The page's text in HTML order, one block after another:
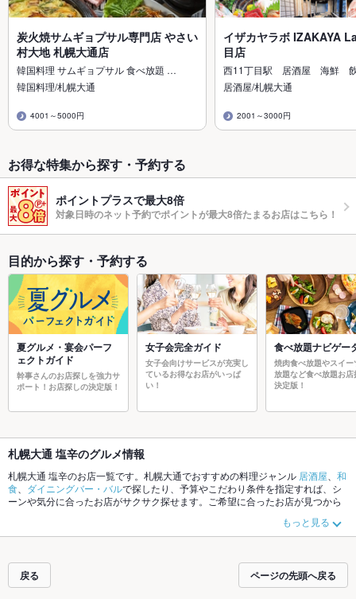
炭火焼サムギョプサル専門店 やさい
村大地 札幌大通店
韓国料理 サムギョプサル 食べ放題 …
韓国料理/札幌大通
4001～5000円
イザカヤラボ IZAKAYA
目店
西11丁目駅 居酒屋 海鮮
居酒屋/札幌大通
2001～3000円
お得な特集から探す・予約する
ポイントプラスで最大8倍
対象日時のネット予約でポイントが最大8倍たまるお店はこちら！
目的から探す・予約する
夏グルメ・宴会パーフ
ェクトガイド
幹事さんのお店探しを強力サ
ポート！お店探しの決定版！
女子会完全ガイド
女子会向けサービスが充実し
ているお得なお店がいっぱ
い！
食べ放題ナビゲー
焼肉食べ放題やスイー
放題など食べ放題お店
決定版！
札幌大通 塩辛のグルメ情報
札幌大通 塩辛のお店一覧です。札幌大通でおすすめの料理ジャンル 居酒屋
和
食
ダイニングバー・バルで探したり、予算やこだわり条件を指定すれば、シ
ーンや気分に合ったお店がサクサク探せます。ご希望に合ったお店が見つから
ットペッパーグルメなら、お得なクーポンはもちろん、こだわりメニューから
あげ、刺身、手羽先や季節のおすすめ料理など、お店の最新情報をご紹介して
す。友達どうしの飲み会にも、会社の宴会にも、デートやパーティーにもお得
に便利にホットペッパーグルメをご利用ください。
もっと見る
戻る ページの先頭へ戻る